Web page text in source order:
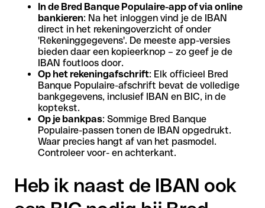
In de Bred Banque Populaire-app of via online
bankieren: Na het inloggen vind je de IBAN
direct in het rekeningoverzicht of onder
'Rekeninggegevens'. De meeste app-versies
bieden daar een kopieerknop – zo geef je de
IBAN foutloos door.
Op het rekeningafschrift: Elk officieel Bred
Banque Populaire-afschrift bevat de volledige
bankgegevens, inclusief IBAN en BIC, in de
koptekst.
Op je bankpas: Sommige Bred Banque
Populaire-passen tonen de IBAN opgedrukt.
Waar precies hangt af van het pasmodel.
Controleer voor- en achterkant.
Heb ik naast de IBAN ook